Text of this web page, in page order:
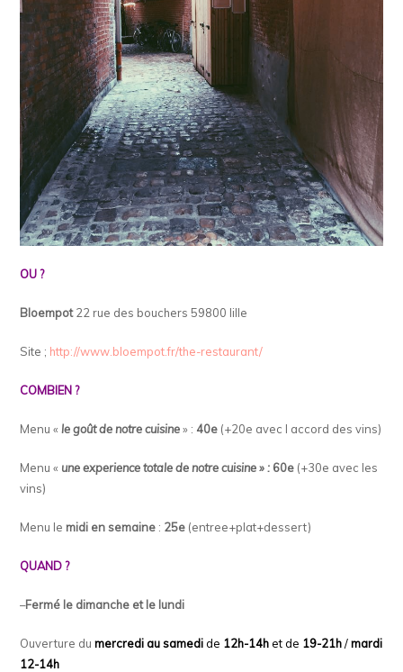
OU ?
Bloempot22 rue des bouchers59800 lille
Site ; http://www.bloempot.fr/the-restaurant/
COMBIEN ?
Menu «le goût de notre cuisine» : 40e (+20e avec l accord des vins)
Menu « une experience totale de notre cuisine » : 60e (+30e avec les
vins)
Menu lemidi en semaine : 25e (entree+plat+dessert)
QUAND ?
–Fermé le dimanche et le lundi
Ouverture dumercredi au samedi de 12h-14h et de 19-21h/mardi
12-14h